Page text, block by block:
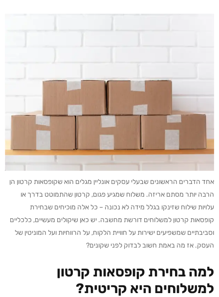
אחד הדברים הראשונים שבעלי עסקים אונליין מגלים הוא שקופסאות קרטון הן
הרבה יותר מסתם אריזה. משלוח שמגיע פגום, קרטון שהתמוטט בדרך או
עלויות שילוח שזינקו בגלל מידה לא נכונה – כל אלה מוכיחים שבחירת
קופסאות קרטון למשלוחים דורשת מחשבה. יש כאן שיקולים מעשיים, כלכליים
וסביבתיים שמשפיעים ישירות על חוויית הלקוח, על הרווחיות ועל המוניטין של
העסק. אז מה באמת חשוב לבדוק לפני שקונים?
למה בחירת קופסאות קרטון
למשלוחים היא קריטית?